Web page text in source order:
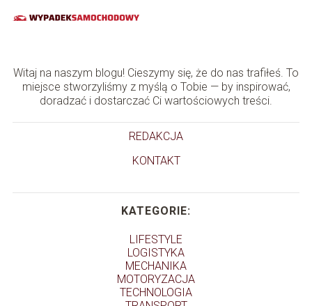
Witaj na naszym blogu! Cieszymy się, że do nas trafiłeś. To
miejsce stworzyliśmy z myślą o Tobie — by inspirować,
doradzać i dostarczać Ci wartościowych treści.
REDAKCJA
KONTAKT
KATEGORIE:
LIFESTYLE
LOGISTYKA
MECHANIKA
MOTORYZACJA
TECHNOLOGIA